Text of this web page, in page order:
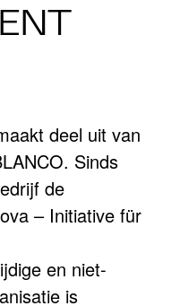
deel uit van
Sinds
de
– Initiative für
en niet-
is